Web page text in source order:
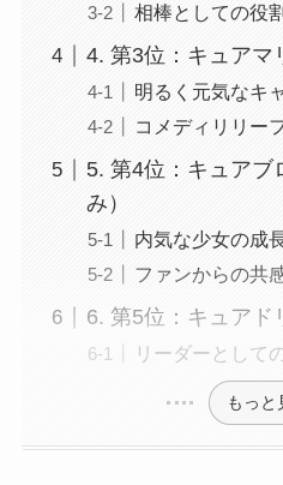
相棒としての役
4. 第3位：キュアマ
明るく元気なキ
コメディリリー
5. 第4位：キュアブ
み）
内気な少女の成
ファンからの共
6. 第5位：キュアド
リーダーとして
もっと